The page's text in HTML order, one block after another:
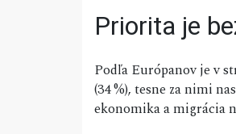
Priorita je
Podľa Európanov je v
(34 %), tesne za nimi
ekonomika a migrácia